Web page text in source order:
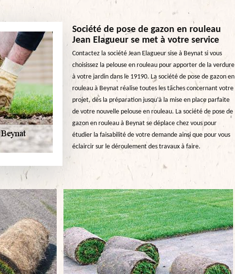
Société de pose de gazon en rouleau
Jean Elagueur se met à votre service
Contactez la société Jean Elagueur sise à Beynat si vous
choisissez la pelouse en rouleau pour apporter de la verdure
à votre jardin dans le 19190. La société de pose de gazon en
rouleau à Beynat réalise toutes les tâches concernant votre
projet, dès la préparation jusqu’à la mise en place parfaite
de votre nouvelle pelouse en rouleau. La société de pose de
gazon en rouleau à Beynat se déplace chez vous pour
étudier la faisabilité de votre demande ainsi que pour vous
éclaircir sur le déroulement des travaux à faire.